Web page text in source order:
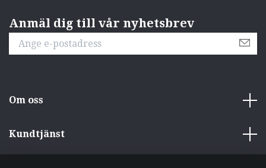
Anmäl dig till vår nyhetsbrev
Om oss
Kundtjänst